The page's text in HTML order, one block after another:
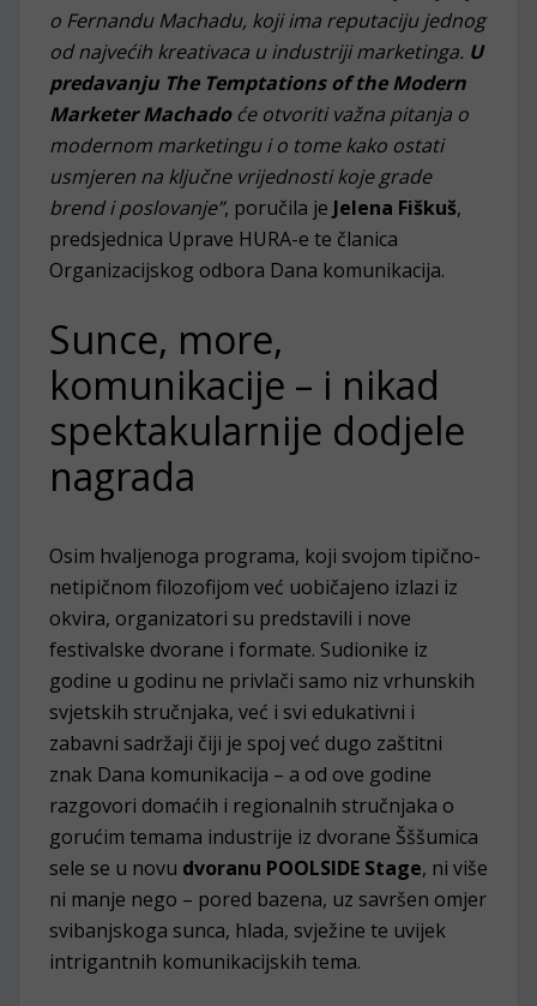
o Fernandu Machadu, koji ima reputaciju jednog
od najvećih kreativaca u industriji marketinga. U
predavanju The Temptations of the Modern
Marketer Machadoće otvoriti važna pitanja o
modernom marketingu i o tome kako ostati
usmjeren na ključne vrijednosti koje grade
brend i poslovanje”, poručila je Jelena Fiškuš,
predsjednica Uprave HURA-e te članica
Organizacijskog odbora Dana komunikacija.
Sunce, more,
komunikacije – i nikad
spektakularnije dodjele
nagrada
Osim hvaljenoga programa, koji svojom tipično-
netipičnom filozofijom već uobičajeno izlazi iz
okvira, organizatori su predstavili i nove
festivalske dvorane i formate. Sudionike iz
godine u godinu ne privlači samo niz vrhunskih
svjetskih stručnjaka, već i svi edukativni i
zabavni sadržaji čiji je spoj već dugo zaštitni
znak Dana komunikacija – a od ove godine
razgovori domaćih i regionalnih stručnjaka o
gorućim temama industrije iz dvorane Šššumica
sele se u novu dvoranu POOLSIDE Stage, ni više
ni manje nego – pored bazena, uz savršen omjer
svibanjskoga sunca, hlada, svježine te uvijek
intrigantnih komunikacijskih tema.